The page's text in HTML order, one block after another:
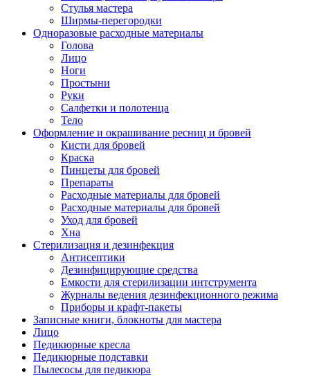
Стулья мастера
Ширмы-перегородки
Одноразовые расходные материалы
Голова
Лицо
Ноги
Простыни
Руки
Салфетки и полотенца
Тело
Оформление и окрашивание ресниц и бровей
Кисти для бровей
Краска
Пинцеты для бровей
Препараты
Расходные материалы для бровей
Расходные материалы для бровей
Уход для бровей
Хна
Стерилизация и дезинфекция
Антисептики
Дезинфицирующие средства
Емкости для стерилизации интструмента
Журналы ведения дезинфекционного режима
Приборы и крафт-пакеты
Записные книги, блокноты для мастера
Лицо
Педикюрные кресла
Педикюрные подставки
Пылесосы для педикюра